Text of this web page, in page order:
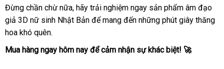
Đừng chần chừ nữa, hãy trải nghiệm ngay sản phẩm âm đạo
giả 3D nữ sinh Nhật Bản để mang đến những phút giây thăng
hoa khó quên.
Mua hàng ngay hôm nay để cảm nhận sự khác biệt! 🚀